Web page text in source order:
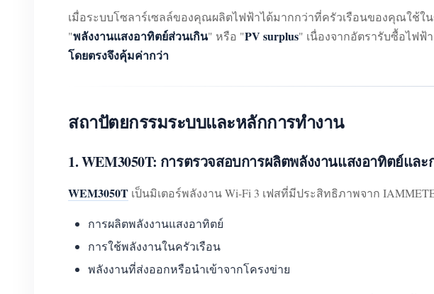
เมื่อระบบโซลาร์เซลล์ของคุณผลิตไฟฟ้าได้มากกว่าที่ครัวเรือนของคุณใช้ใ
"พลังงานแสงอาทิตย์ส่วนเกิน" หรือ "PV surplus" เนื่องจากอัตรารับซื้อไฟฟ้
โดยตรงจึงคุ้มค่ากว่า
สถาปัตยกรรมระบบและหลักการทำงาน
1. WEM3050T: การตรวจสอบการผลิตพลังงานแสงอาทิตย์แล
WEM3050T เป็นมิเตอร์พลังงาน Wi-Fi 3 เฟสที่มีประสิทธิภาพจาก
การผลิตพลังงานแสงอาทิตย์
การใช้พลังงานในครัวเรือน
พลังงานที่ส่งออกหรือนำเข้าจากโครงข่าย